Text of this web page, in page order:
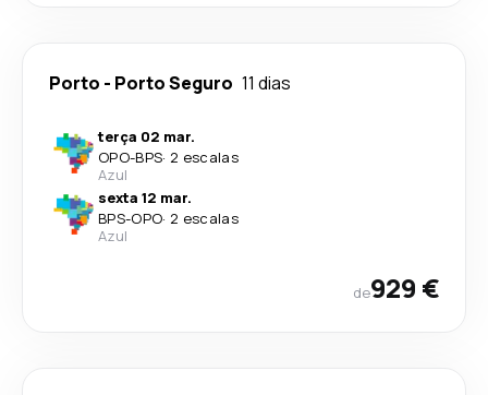
Porto - Porto Seguro 11 dias
terça 02 mar.
OPO-BPS· 2 escalas
Azul
sexta 12 mar.
BPS-OPO· 2 escalas
Azul
de929 €